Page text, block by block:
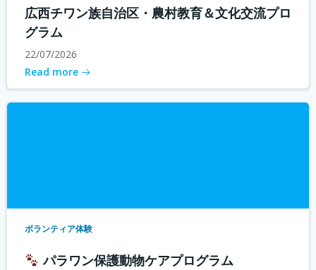
広西チワン族自治区・農村教育＆文化交流プロ
グラム
22/07/2026
Read more
ボランティア体験
パラワン保護動物ケアプログラム